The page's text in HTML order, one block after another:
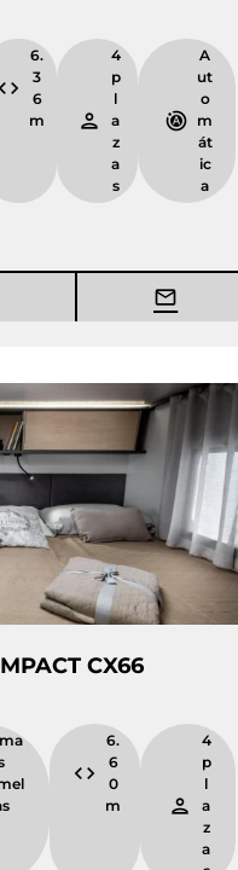
6.
3
6
m
4
p
l
a
z
a
s
A
ut
o
m
át
ic
a
CX66
6.
6
0
m
4
p
l
a
z
a